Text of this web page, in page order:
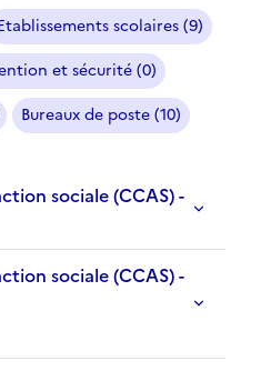
scolaires (9)
et sécurité (0)
Bureaux de poste (10)